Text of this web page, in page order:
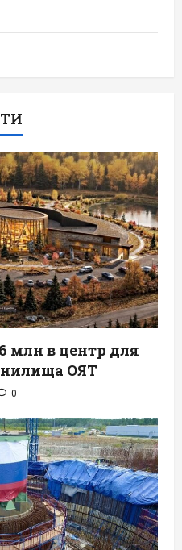
млн в центр для
ОЯТ
0